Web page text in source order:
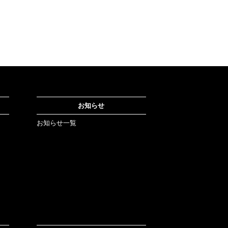
お知らせ
お知らせ一覧